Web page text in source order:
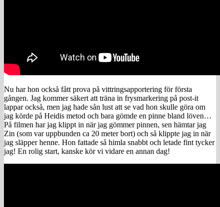
Nu har hon också fått prova på vittringsapportering för första
gången. Jag kommer säkert att träna in frysmarkering på post-it
lappar också, men jag hade sån lust att se vad hon skulle göra om
jag körde på Heidis metod och bara gömde en pinne bland löven…
På filmen har jag klippt in när jag gömmer pinnen, sen hämtar jag
Zin (som var uppbunden ca 20 meter bort) och så klippte jag in när
jag släpper henne. Hon fattade så himla snabbt och letade fint tycker
jag! En rolig start, kanske kör vi vidare en annan dag!